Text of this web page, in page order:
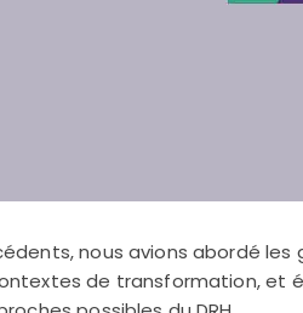
nous avions abordé
de transformation, et